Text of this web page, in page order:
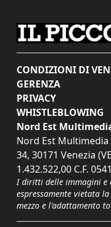
CONDIZIONI DI
GERENZA
PRIVACY
WHISTLEBLOWING
Nord Est
Nord Est Multimedia
34, 30171 Venezia
1.432.522,00 C.F.
I diritti delle immagini e
espressamente vietata
mezzo e l'adattamento